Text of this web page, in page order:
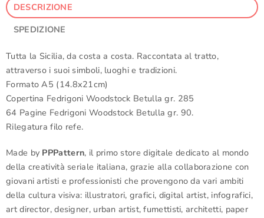
DESCRIZIONE
SPEDIZIONE
Tutta la Sicilia, da costa a costa. Raccontata al tratto,
attraverso i suoi simboli, luoghi e tradizioni.
Formato A5 (14.8x21cm)
Copertina Fedrigoni Woodstock Betulla gr. 285
64 Pagine Fedrigoni Woodstock Betulla gr. 90.
Rilegatura filo refe.
Made by PPPattern, il primo store digitale dedicato al mondo
della creatività seriale italiana, grazie alla collaborazione con
giovani artisti e professionisti che provengono da vari ambiti
della cultura visiva: illustratori, grafici, digital artist, infografici,
art director, designer, urban artist, fumettisti, architetti, paper